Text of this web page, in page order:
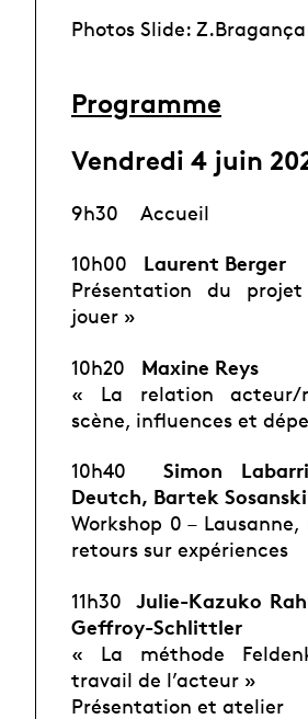
Photos Slide: Z.Bragança
Programme
Vendredi 4 juin
9h30 Accueil
10h00 Laurent Berger
Présentation du
jouer »
10h20 Maxine Reys
« La relation acteur/
scène, influences et
10h40 Simon
Deutch, Bartek Sosanski
Workshop 0 –
retours sur expériences
11h30 Julie-Kazuko
Geffroy-Schlittler
« La méthode
travail de l’acteur »
Présentation et atelier